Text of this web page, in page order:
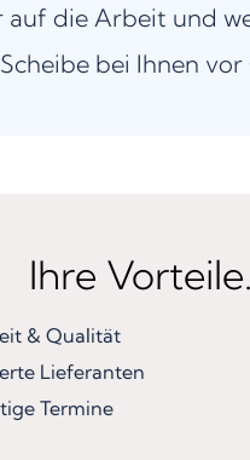
auf die Arbeit und
bei Ihnen vor
Ihre
& Qualität
Lieferanten
Termine